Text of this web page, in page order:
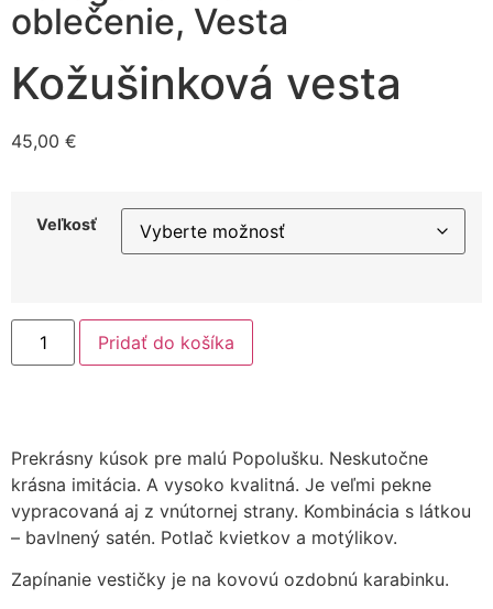
oblečenie, Vesta
Kožušinková vesta
45,00 €
Veľkosť
Pridať do košíka
Prekrásny kúsok pre malú Popolušku. Neskutočne
krásna imitácia. A vysoko kvalitná. Je veľmi pekne
vypracovaná aj z vnútornej strany. Kombinácia s látkou
– bavlnený satén. Potlač kvietkov a motýlikov.
Zapínanie vestičky je na kovovú ozdobnú karabinku.